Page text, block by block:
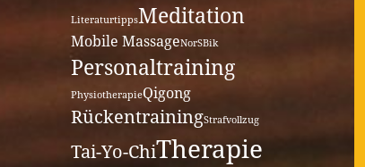
LiteraturtippsMeditation
Mobile MassageNorSBik
Personaltraining
PhysiotherapieQigong
RückentrainingStrafvollzug
Tai-Yo-ChiTherapie